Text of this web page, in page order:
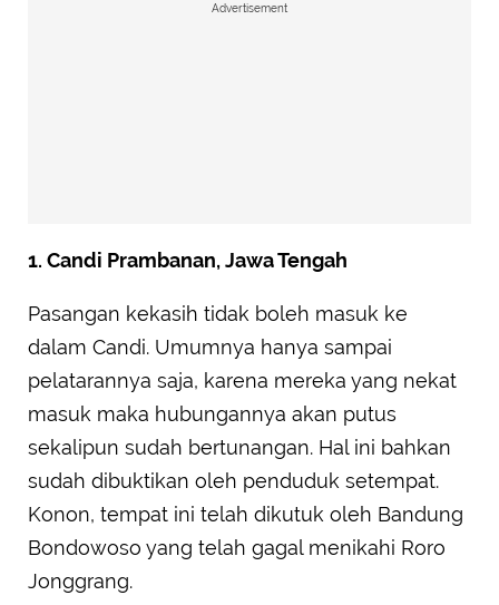
Advertisement
1. Candi Prambanan, Jawa Tengah
Pasangan kekasih tidak boleh masuk ke
dalam Candi. Umumnya hanya sampai
pelatarannya saja, karena mereka yang nekat
masuk maka hubungannya akan putus
sekalipun sudah bertunangan. Hal ini bahkan
sudah dibuktikan oleh penduduk setempat.
Konon, tempat ini telah dikutuk oleh Bandung
Bondowoso yang telah gagal menikahi Roro
Jonggrang.